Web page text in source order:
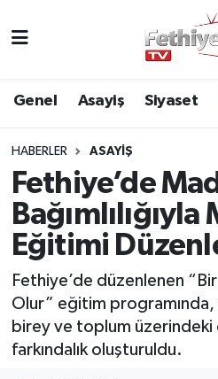
Genel Asayiş Siyaset
HABERLER ASAYIŞ
Fethiye’de
Eğitimi
Fethiye’de düzenlenen
Olur” eğitim programında,
birey ve toplum üzerindeki
farkındalık oluşturuldu.
Asayiş
Eğitim
Ekonomi
Kültür
Magazin
Muğla Hava Durumu
Muğla Namaz Vakitleri
Muğla Trafik Yoğunluk
Süper Lig Puan Durumu
Tüm Manşetler
Son Dakika Haberleri